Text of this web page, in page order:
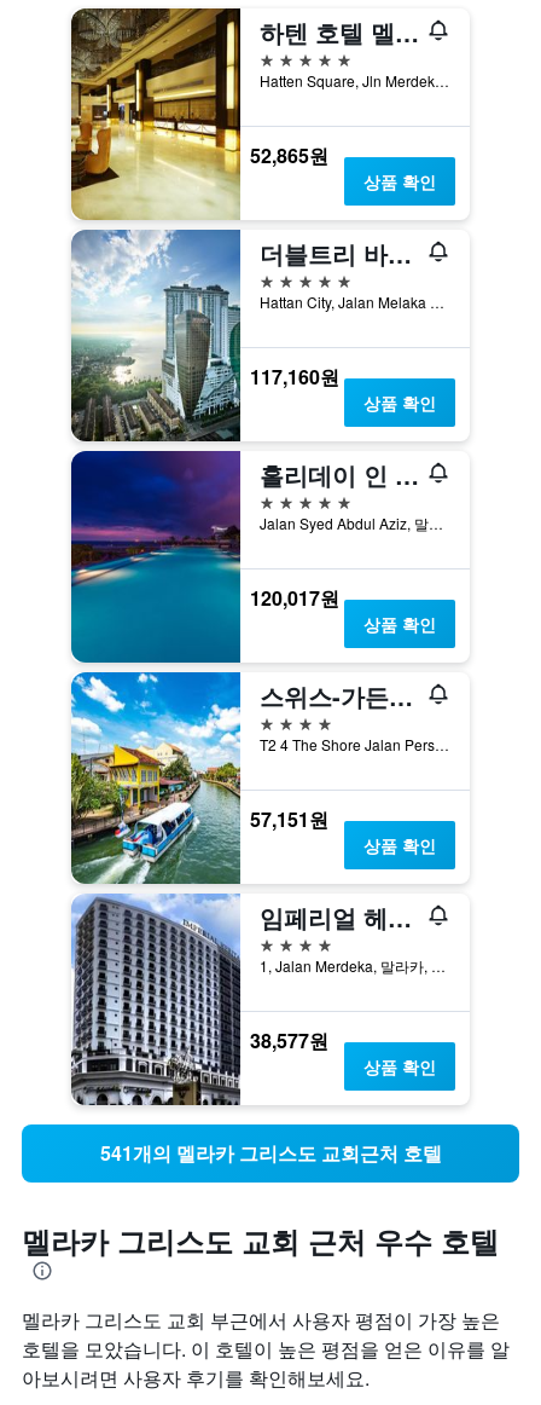
하텐 호텔 멜라카
5성급
Hatten Square, Jln Merdeka, 말라카, 말레이시아
52,865원
상품 확인
더블트리 바이 힐튼 멜라카
5성급
Hattan City, Jalan Melaka Raya 23, 말라카, 말레이시아
117,160원
상품 확인
홀리데이 인 멜라카
5성급
Jalan Syed Abdul Aziz, 말라카, 말레이시아
120,017원
상품 확인
스위스-가든 호텔 멜라카
4성급
T2 4 The Shore Jalan Persisiran Bunga Raya, 말라카, 말레이시아
57,151원
상품 확인
임페리얼 헤리티지 호텔 멜라카
4성급
1, Jalan Merdeka, 말라카, 말레이시아
38,577원
상품 확인
541개의 멜라카 그리스도 교회근처 호텔
멜라카 그리스도 교회 근처 우수 호텔
멜라카 그리스도 교회 부근에서 사용자 평점이 가장 높은
호텔을 모았습니다. 이 호텔이 높은 평점을 얻은 이유를 알
아보시려면 사용자 후기를 확인해보세요.